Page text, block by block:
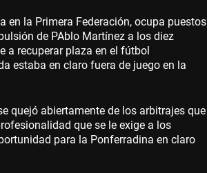
la Primera Federación, ocupa puestos
de PAblo Martínez a los diez
a recuperar plaza en el fútbol
estaba en claro fuera de juego en la
quejó abiertamente de los arbitrajes que
que se le exige a los
para la Ponferradina en claro